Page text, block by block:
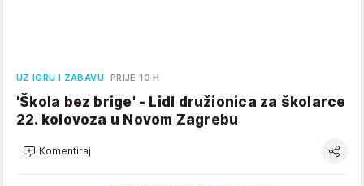
UZ IGRU I ZABAVU PRIJE 10 H
'Škola bez brige' - Lidl družionica za školarce
22. kolovoza u Novom Zagrebu
Komentiraj